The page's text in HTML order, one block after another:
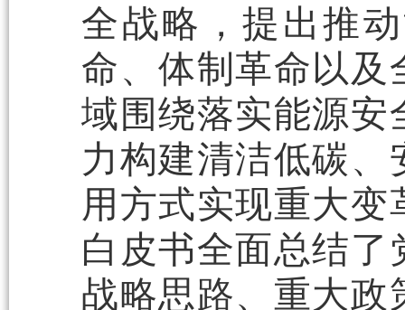
全战略，提出推
命、体制革命以及
域围绕落实能源安
力构建清洁低碳
用方式实现重大
白皮书全面总结
战略思路、重大政